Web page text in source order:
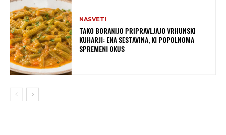
NASVETI
TAKO BORANIJO PRIPRAVLJAJO VRHUNSKI
KUHARJI: ENA SESTAVINA, KI POPOLNOMA
SPREMENI OKUS